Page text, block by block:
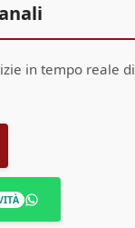
in tempo reale